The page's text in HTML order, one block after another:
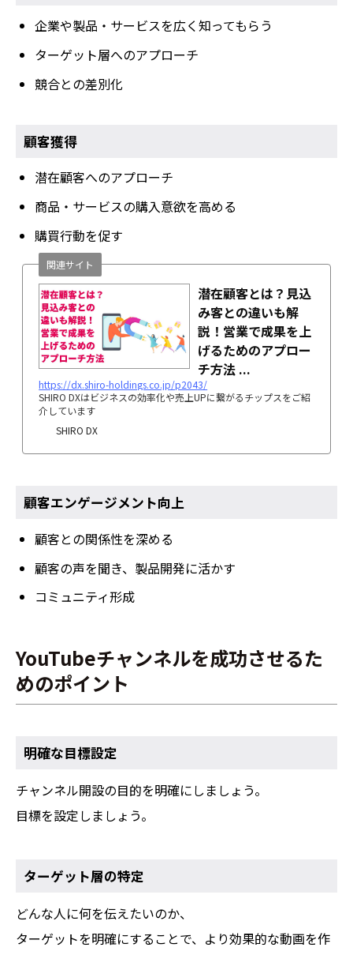
企業や製品・サービスを広く知ってもらう
ターゲット層へのアプローチ
競合との差別化
顧客獲得
潜在顧客へのアプローチ
商品・サービスの購入意欲を高める
購買行動を促す
潜在顧客とは？見込
み客との違いも解
説！営業で成果を上
げるためのアプロー
チ方法 ...
https://dx.shiro-holdings.co.jp/p2043/
SHIRO DXはビジネスの効率化や売上UPに繋がるチップスをご紹
介しています
SHIRO DX
関連サイト
顧客エンゲージメント向上
顧客との関係性を深める
顧客の声を聞き、製品開発に活かす
コミュニティ形成
YouTubeチャンネルを成功させるた
めのポイント
明確な目標設定
チャンネル開設の目的を明確にしましょう。
目標を設定しましょう。
ターゲット層の特定
どんな人に何を伝えたいのか、
ターゲットを明確にすることで、より効果的な動画を作